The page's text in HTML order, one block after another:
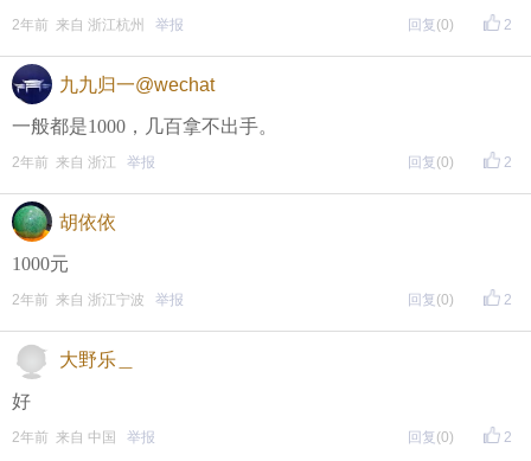
东方热线APP新版本功能具体可参见【
全新上线！这些新功能你了解吗？
• 友情提醒
恶意灌水/答非所问，视为无效
未在规定时间内回复，视为无效
2
2年前 来自 浙江杭州 举报 回复 (0)
九九归一@wechat
一般都是1000，几百拿不出手。
2
2年前 来自 浙江 举报 回复 (0)
胡依依
1000元
2
2年前 来自 浙江宁波 举报 回复 (0)
大野乐＿
好
2
2年前 来自 中国 举报 回复 (0)